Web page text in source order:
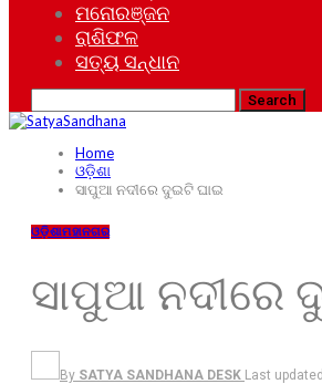
ମନୋରଞ୍ଜନ
ରାଶିଫଳ
ସତ୍ୟ ସନ୍ଧାନ
Home
ଓଡ଼ିଶା
ସାପୁଆ ନଦୀରେ ଦୁଇଟି ଘାଇ
ଓଡ଼ିଶାମହାନଗର
ସାପୁଆ ନଦୀରେ
By SATYA SANDHANA DESK Last updated